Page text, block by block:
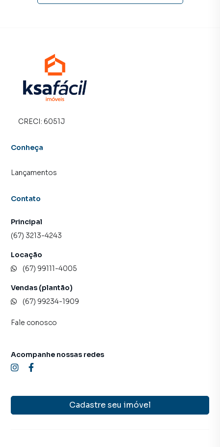
CRECI: 6051J
Conheça
Lançamentos
Contato
Principal
(67) 3213-4243
Locação
(67) 99111-4005
Vendas (plantão)
(67) 99234-1909
Fale conosco
Cadastre seu imóvel
Acompanhe nossas redes